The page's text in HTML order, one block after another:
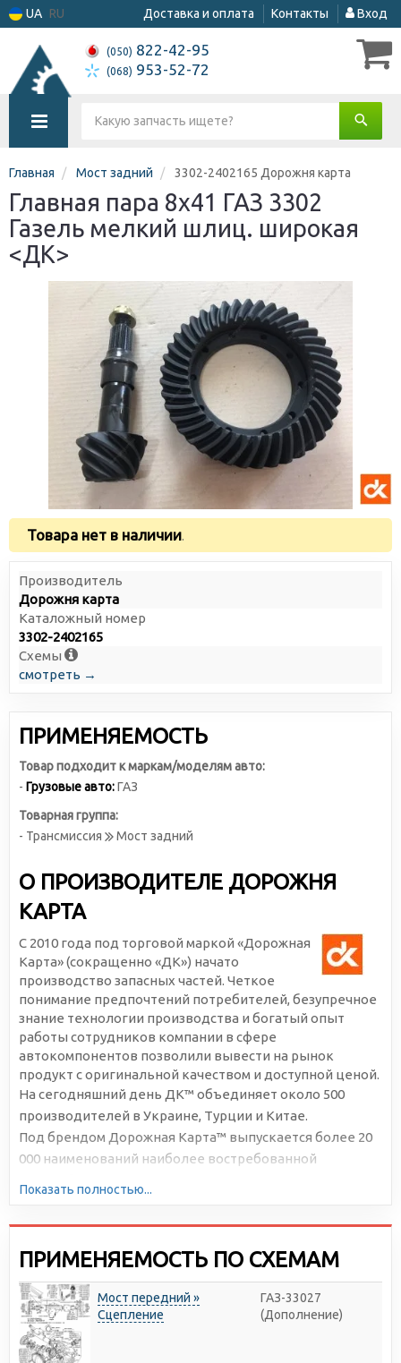
UA RU Доставка и оплата Контакты Вход
(050) 822-42-95
(068) 953-52-72
Главная Мост задний 3302-2402165 Дорожня карта
Главная пара 8x41 ГАЗ 3302
Газель мелкий шлиц. широкая
<ДК>
Товара нет в наличии.
Производитель
Дорожня карта
Каталожный номер
3302-2402165
Схемы
смотреть →
ПРИМЕНЯЕМОСТЬ
Товар подходит к маркам/моделям авто:
- Грузовые авто:ГАЗ
Товарная группа:
- Трансмиссия
Мост задний
О ПРОИЗВОДИТЕЛЕ ДОРОЖНЯ
КАРТА
С 2010 года под торговой маркой «Дорожная
Карта» (сокращенно «ДК») начато
производство запасных частей. Четкое
понимание предпочтений потребителей, безупречное
знание технологии производства и богатый опыт
работы сотрудников компании в сфере
автокомпонентов позволили вывести на рынок
продукт с оригинальной качеством и доступной ценой.
На сегодняшний день ДК™ объединяет около 500
производителей в Украине, Турции и Китае.
Под брендом Дорожная Карта™ выпускается более 20
000 наименований наиболее востребованной
логистика позволяют снижать себестоимость и делать
Показать полностью...
ПРИМЕНЯЕМОСТЬ ПО СХЕМАМ
Мост передний »
Сцепление
ГАЗ-33027
(Дополнение)